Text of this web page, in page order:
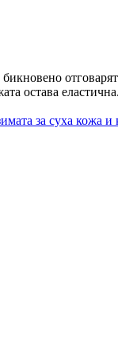
бикновено
остава
за суха кожа и